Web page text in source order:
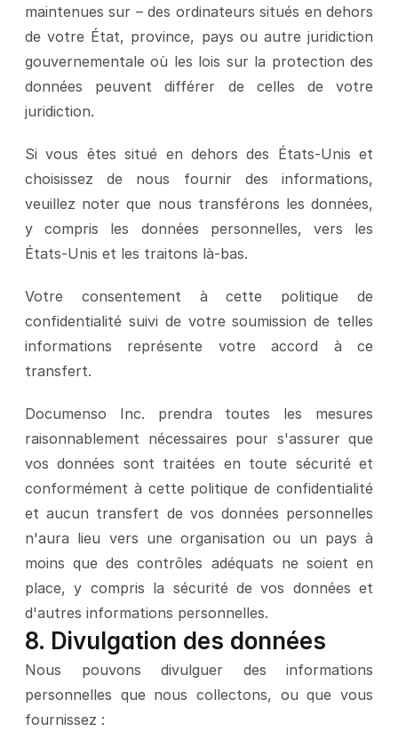
maintenues sur – des ordinateurs situés en dehors
de votre État, province, pays ou autre juridiction
gouvernementale où les lois sur la protection des
données peuvent différer de celles de votre
juridiction.
Si vous êtes situé en dehors des États-Unis et
choisissez de nous fournir des informations,
veuillez noter que nous transférons les données,
y compris les données personnelles, vers les
États-Unis et les traitons là-bas.
Votre consentement à cette politique de
confidentialité suivi de votre soumission de telles
informations représente votre accord à ce
transfert.
Documenso Inc. prendra toutes les mesures
raisonnablement nécessaires pour s'assurer que
vos données sont traitées en toute sécurité et
conformément à cette politique de confidentialité
et aucun transfert de vos données personnelles
n'aura lieu vers une organisation ou un pays à
moins que des contrôles adéquats ne soient en
place, y compris la sécurité de vos données et
d'autres informations personnelles.
8. Divulgation des données
Nous pouvons divulguer des informations
personnelles que nous collectons, ou que vous
fournissez :